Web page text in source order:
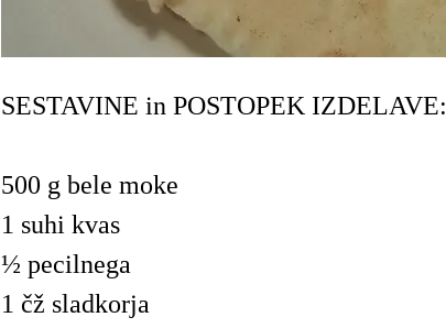
SESTAVINE in POSTOPEK IZDELAVE:
500 g bele moke
1 suhi kvas
½ pecilnega
1 čž sladkorja